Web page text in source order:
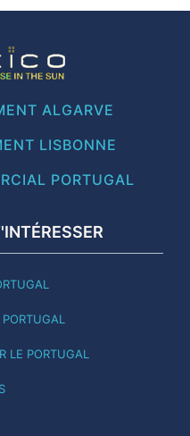
ALGARVE
LISBONNE
PORTUGAL
LE PORTUGAL